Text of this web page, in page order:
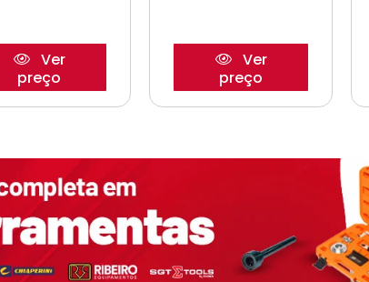
Ver
preço
Ver
preço